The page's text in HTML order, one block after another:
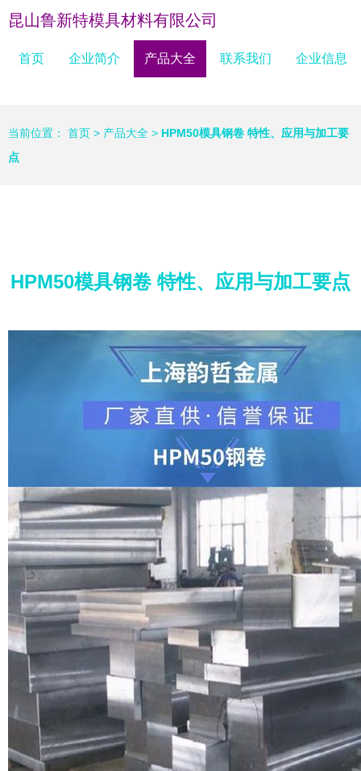
昆山鲁新特模具材料有限公司
首页 企业简介 产品大全 联系我们 企业信息
当前位置： 首页 > 产品大全 > HPM50模具钢卷 特性、应用与加工要
点
HPM50模具钢卷 特性、应用与加工要点